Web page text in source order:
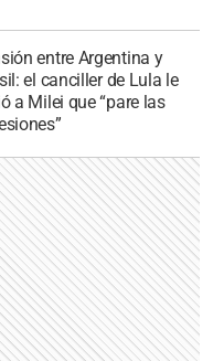
entre Argentina y
el canciller de Lula le
a Milei que “pare las